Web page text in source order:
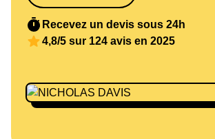
0652698481
Recevez un devis sous 24h
4,8/5 sur 124 avis en 2025